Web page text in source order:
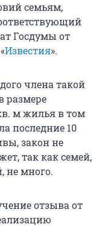
семьям,
Госдумы от
Известия».
члена такой
размере
м жилья в том
последние 10
закон не
так как семей,
не много.
отзыва от